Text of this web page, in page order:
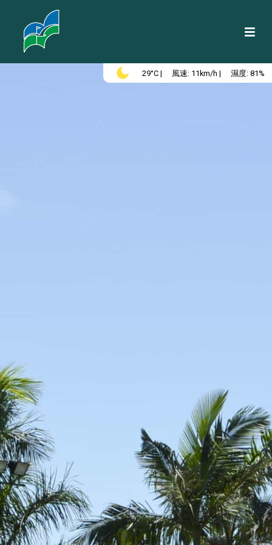
29°C | 風速: 11km/h | 濕度: 81%
-- /aboutus/facilities --